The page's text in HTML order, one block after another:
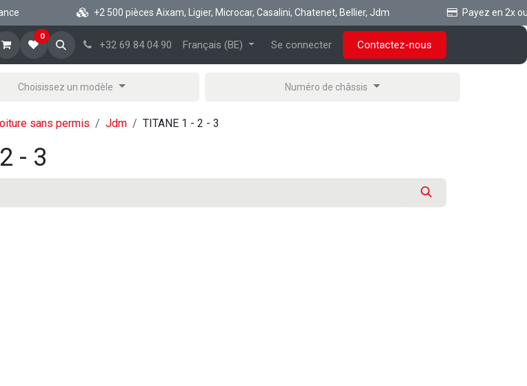
+2 500 pièces Aixam, Ligier, Microcar, Casalini, Chatenet, Bellier, Jdm Payez en 2x ou
Blog A propos Aide
0
+32 69 84 04 90 Français (BE) Se connecter Contactez-nous
Choisissez un modèle Numéro de châssis
sans permis Jdm TITANE 1 - 2 - 3
- 3